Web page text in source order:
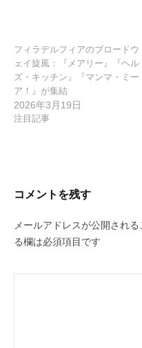
フィラデルフィアのブロードウ
ェイ旋風：『メアリー』『ヘル
ズ・キッチン』『マンマ・ミー
ア！』が集結
2026年3月19日
注目記事
コメントを残す
メールアドレスが公開される
る欄は必須項目です